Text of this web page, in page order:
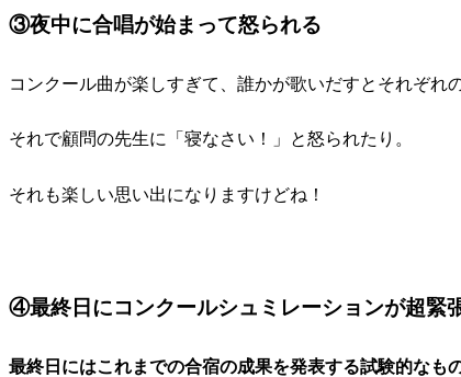
③夜中に合唱が始まって怒られる
コンクール曲が楽しすぎて、誰かが歌いだすとそれぞれ
それで顧問の先生に「寝なさい！」と怒られたり。
それも楽しい思い出になりますけどね！
④最終日にコンクールシュミレーションが超緊
最終日にはこれまでの合宿の成果を発表する試験的なも